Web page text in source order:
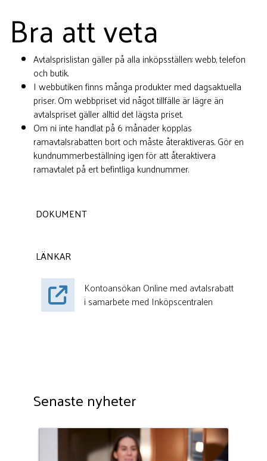
Bra att veta
Avtalsprislistan gäller på alla inköpsställen: webb, telefon
och butik.
I webbutiken finns många produkter med dagsaktuella
priser. Om webbpriset vid något tillfälle är lägre än
avtalspriset gäller alltid det lägsta priset.
Om ni inte handlat på 6 månader kopplas
ramavtalsrabatten bort och måste återaktiveras. Gör en
kundnummer­­beställning igen för att återaktivera
ramavtalet på ert befintliga kundnummer.
DOKUMENT
LÄNKAR
Kontoansökan Online med avtalsrabatt
i samarbete med Inköpscentralen
Senaste nyheter